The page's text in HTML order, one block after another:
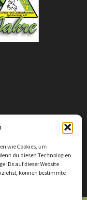
wie Cookies, um
du diesen Technologien
IDs auf dieser Website
können bestimmte